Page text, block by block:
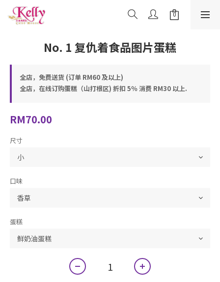
No. 1 复仇着食品图片蛋糕
全店，免费送货 (订单 RM60 及以上)
全店，在线订购蛋糕（山打根区) 折扣 5％ 消费 RM30 以上.
RM70.00
尺寸
口味
蛋糕